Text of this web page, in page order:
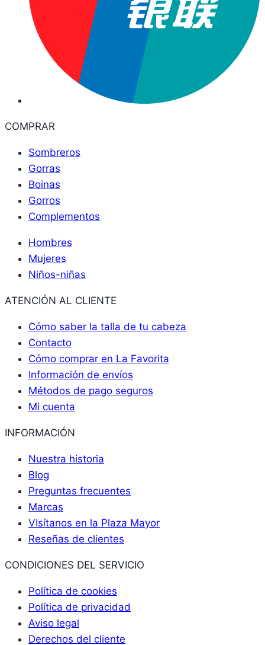
COMPRAR
Sombreros
Gorras
Boinas
Gorros
Complementos
Hombres
Mujeres
Niños-niñas
ATENCIÓN AL CLIENTE
Cómo saber la talla de tu cabeza
Contacto
Cómo comprar en La Favorita
Información de envíos
Métodos de pago seguros
Mi cuenta
INFORMACIÓN
Nuestra historia
Blog
Preguntas frecuentes
Marcas
VIsítanos en la Plaza Mayor
Reseñas de clientes
CONDICIONES DEL SERVICIO
Política de cookies
Política de privacidad
Aviso legal
Derechos del cliente